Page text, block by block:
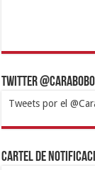
Twitter
Tweets por el
1xbetBetturkey
https://
Cartel de